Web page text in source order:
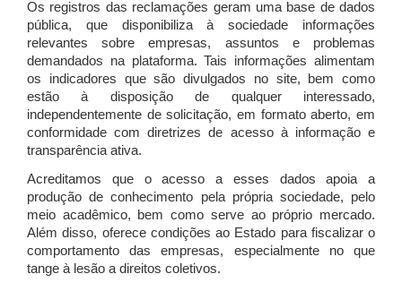
Os registros das reclamações geram uma base de dados
pública, que disponibiliza à sociedade informações
relevantes sobre empresas, assuntos e problemas
demandados na plataforma. Tais informações alimentam
os indicadores que são divulgados no site, bem como
estão à disposição de qualquer interessado,
independentemente de solicitação, em formato aberto, em
conformidade com diretrizes de acesso à informação e
transparência ativa.
Acreditamos que o acesso a esses dados apoia a
produção de conhecimento pela própria sociedade, pelo
meio acadêmico, bem como serve ao próprio mercado.
Além disso, oferece condições ao Estado para fiscalizar o
comportamento das empresas, especialmente no que
tange à lesão a direitos coletivos.